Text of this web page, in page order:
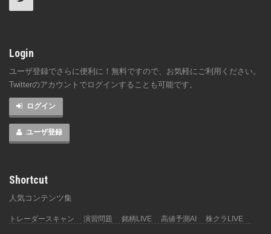
Login
ユーザ登録でさらに便利に！無料ですので、お気軽にご利用ください。
Twitterのアカウントでログインすることも可能です。
ログイン
ユーザ登録
Shortcut
人気コンテンツ集
トレーダースキャン 演習問題 銘柄LIVE 高値予測AI 株クラLIVE